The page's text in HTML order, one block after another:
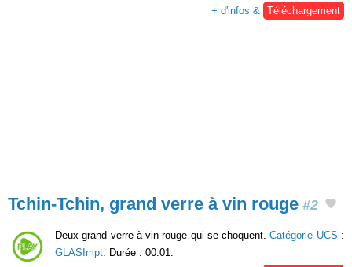
+ d'infos &
Téléchargement
Tchin-Tchin, grand verre à vin rouge #2
Deux grand verre à vin rouge qui se choquent.Catégorie UCS :
GLASImpt. Durée : 00:01.